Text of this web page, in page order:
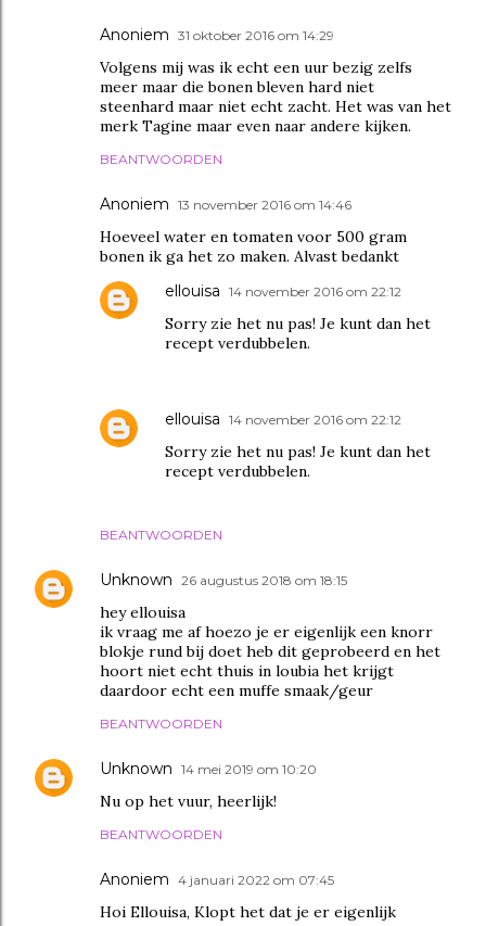
Anoniem 31 oktober 2016 om 14:29
Volgens mij was ik echt een uur bezig zelfs
meer maar die bonen bleven hard niet
steenhard maar niet echt zacht. Het was van het
merk Tagine maar even naar andere kijken.
BEANTWOORDEN
Anoniem 13 november 2016 om 14:46
Hoeveel water en tomaten voor 500 gram
bonen ik ga het zo maken. Alvast bedankt
BEANTWOORDEN
ellouisa 14 november 2016 om 22:12
Sorry zie het nu pas! Je kunt dan het
recept verdubbelen.
ellouisa 14 november 2016 om 22:12
Sorry zie het nu pas! Je kunt dan het
recept verdubbelen.
Unknown 26 augustus 2018 om 18:15
hey ellouisa
ik vraag me af hoezo je er eigenlijk een knorr
blokje rund bij doet heb dit geprobeerd en het
hoort niet echt thuis in loubia het krijgt
daardoor echt een muffe smaak/geur
BEANTWOORDEN
Unknown 14 mei 2019 om 10:20
Nu op het vuur, heerlijk!
BEANTWOORDEN
Anoniem 4 januari 2022 om 07:45
Hoi Ellouisa, Klopt het dat je er eigenlijk